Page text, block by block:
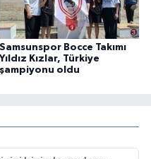
Samsunspor Bocce Takımı
Yıldız Kızlar, Türkiye
şampiyonu oldu